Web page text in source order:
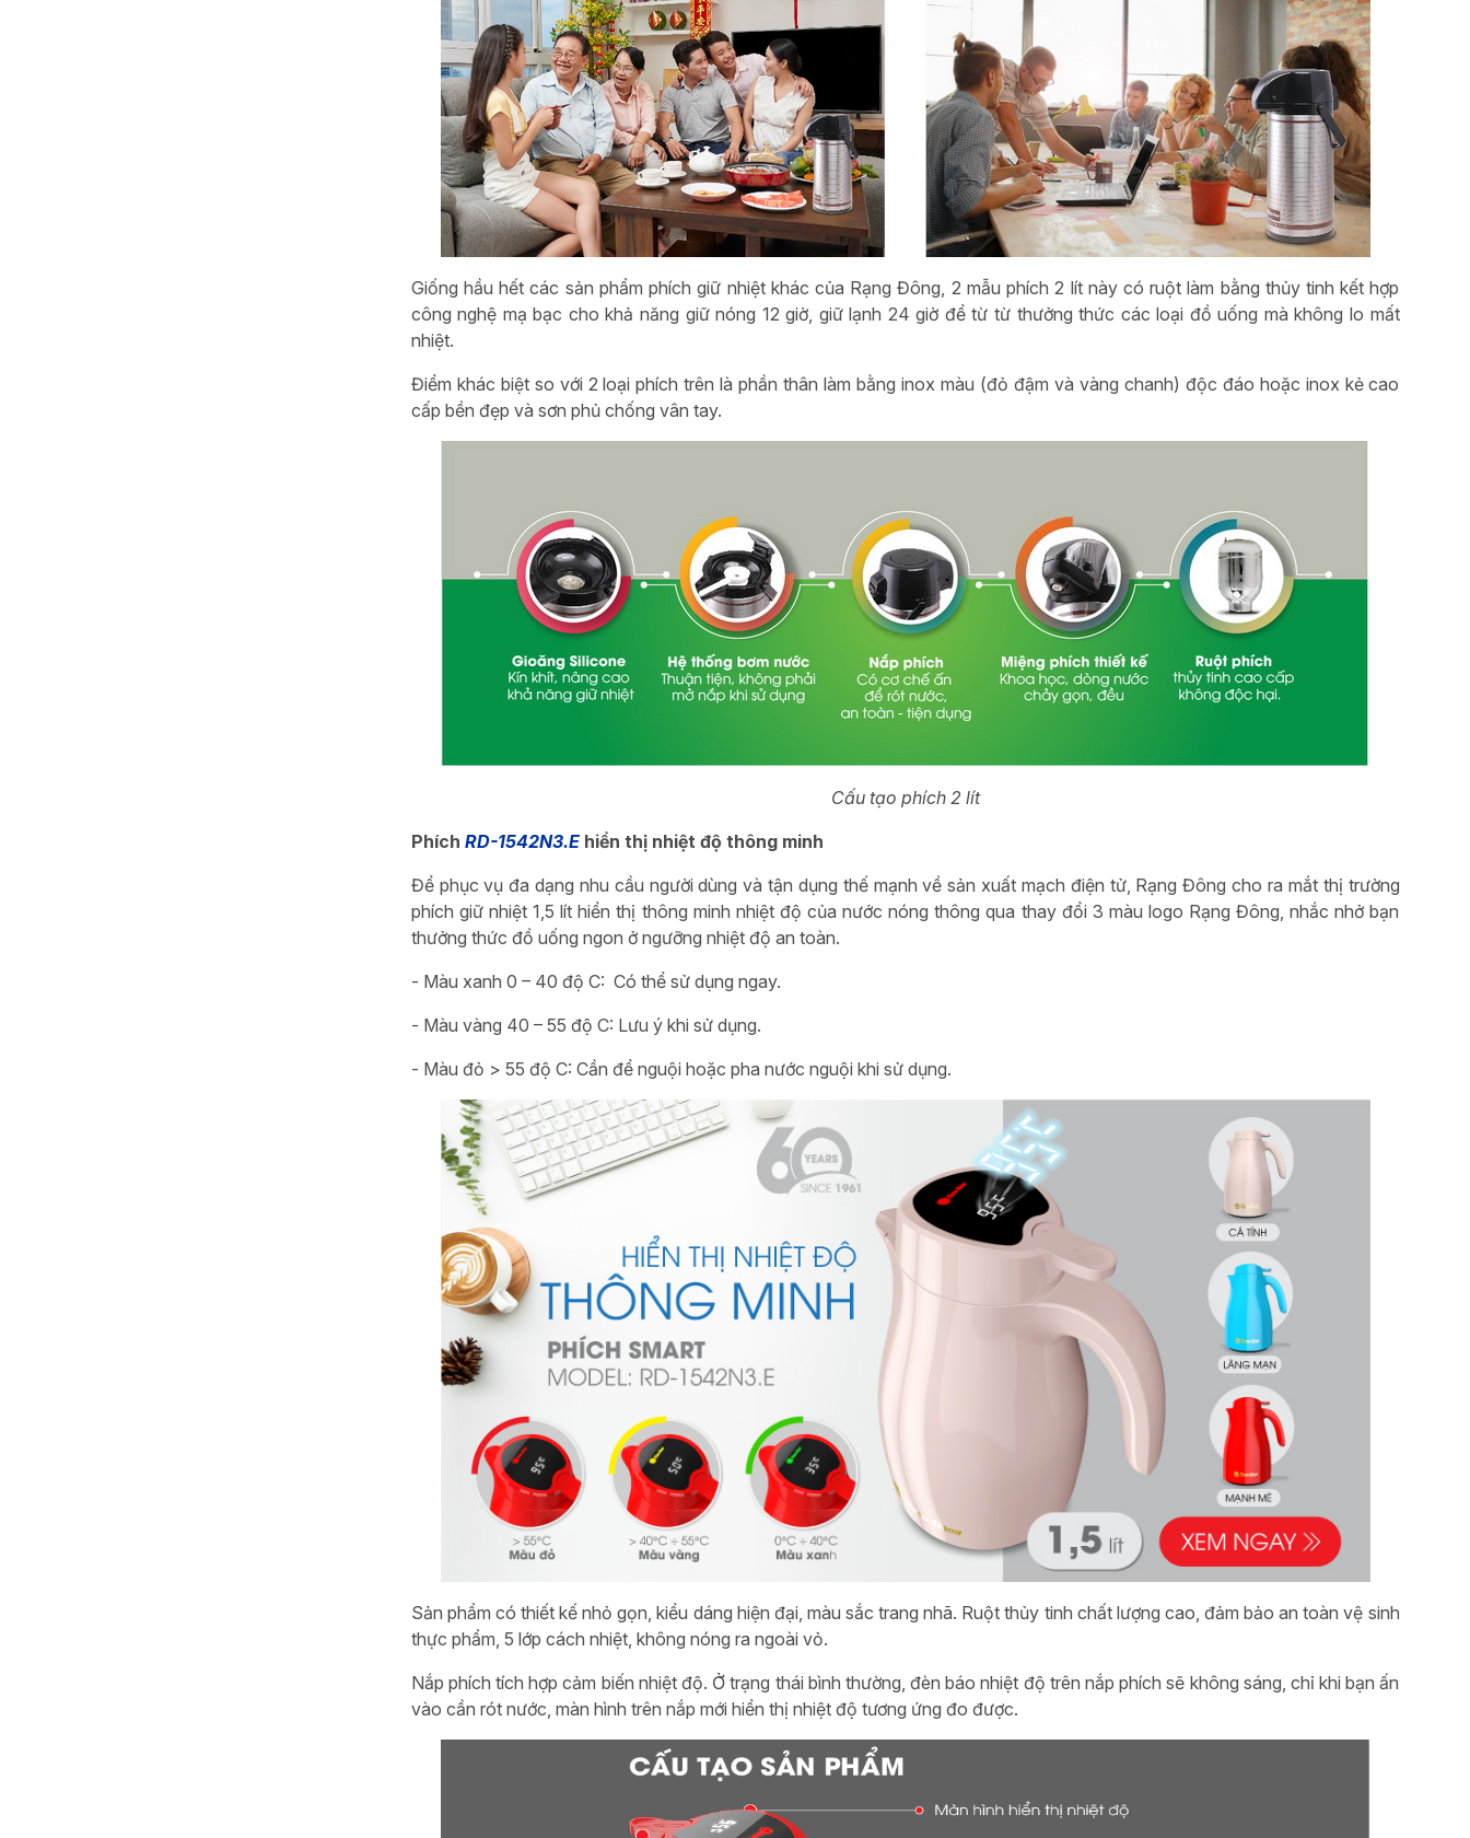
Giống hầu hết các sản phẩm phích giữ nhiệt khác của Rạng Đông, 2 mẫu phích 2 lít này có ruột làm bằng thủy tinh kết hợp
công nghệ mạ bạc cho khả năng giữ nóng 12 giờ, giữ lạnh 24 giờ để từ từ thưởng thức các loại đồ uống mà không lo mất
nhiệt.
Điểm khác biệt so với 2 loại phích trên là phần thân làm bằng inox màu (đỏ đậm và vàng chanh) độc đáo hoặc inox kẻ cao
cấp bền đẹp và sơn phủ chống vân tay.
Cấu tạo phích 2 lít
Phích RD-1542N3.E hiển thị nhiệt độ thông minh
Để phục vụ đa dạng nhu cầu người dùng và tận dụng thế mạnh về sản xuất mạch điện tử, Rạng Đông cho ra mắt thị trường
phích giữ nhiệt 1,5 lít hiển thị thông minh nhiệt độ của nước nóng thông qua thay đổi 3 màu logo Rạng Đông, nhắc nhở bạn
thưởng thức đồ uống ngon ở ngưỡng nhiệt độ an toàn.
- Màu xanh 0 – 40 độ C: Có thể sử dụng ngay.
- Màu vàng 40 – 55 độ C: Lưu ý khi sử dụng.
- Màu đỏ > 55 độ C: Cần để nguội hoặc pha nước nguội khi sử dụng.
Sản phẩm có thiết kế nhỏ gọn, kiểu dáng hiện đại, màu sắc trang nhã. Ruột thủy tinh chất lượng cao, đảm bảo an toàn vệ sinh
thực phẩm, 5 lớp cách nhiệt, không nóng ra ngoài vỏ.
Nắp phích tích hợp cảm biến nhiệt độ. Ở trạng thái bình thường, đèn báo nhiệt độ trên nắp phích sẽ không sáng, chỉ khi bạn ấn
vào cần rót nước, màn hình trên nắp mới hiển thị nhiệt độ tương ứng đo được.